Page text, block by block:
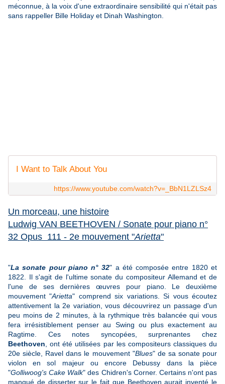
méconnue, à la voix d'une extraordinaire sensibilité qui n'était pas
sans rappeller Bille Holiday et Dinah Washington.
I Want to Talk About You
https://www.youtube.com/watch?v=_BbN1LZLSz4
Un morceau, une histoire
Ludwig VAN BEETHOVEN / Sonate pour piano n°
32 Opus 111 - 2e mouvement "Arietta"
"La sonate pour piano n° 32" a été composée entre 1820 et
1822. Il s'agit de l'ultime sonate du compositeur Allemand et de
l'une de ses dernières œuvres pour piano. Le deuxième
mouvement "Arietta" comprend six variations. Si vous écoutez
attentivement la 2e variation, vous découvrirez un passage d'un
peu moins de 2 minutes, à la rythmique très balancée qui vous
fera irrésistiblement penser au Swing ou plus exactement au
Ragtime. Ces notes syncopées, surprenantes chez
Beethoven , ont été utilisées par les compositeurs classiques du
20e siècle, Ravel dans le mouvement "Blues" de sa sonate pour
violon en sol majeur ou encore Debussy dans la pièce
"Golliwoog's Cake Walk" des Chidren's Corner. Certains n'ont pas
manqué de disserter sur le fait que Beethoven aurait inventé le